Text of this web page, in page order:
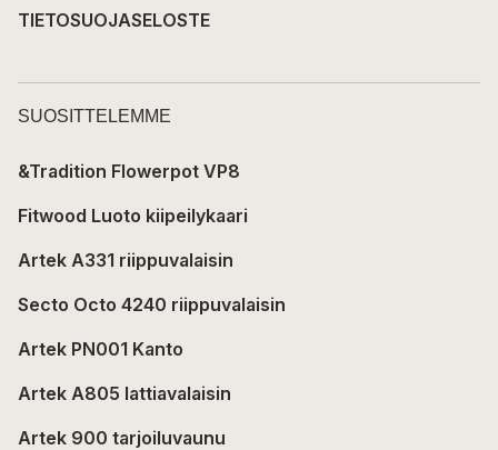
TIETOSUOJASELOSTE
SUOSITTELEMME
&Tradition Flowerpot VP8
Fitwood Luoto kiipeilykaari
Artek A331 riippuvalaisin
Secto Octo 4240 riippuvalaisin
Artek PN001 Kanto
Artek A805 lattiavalaisin
Artek 900 tarjoiluvaunu